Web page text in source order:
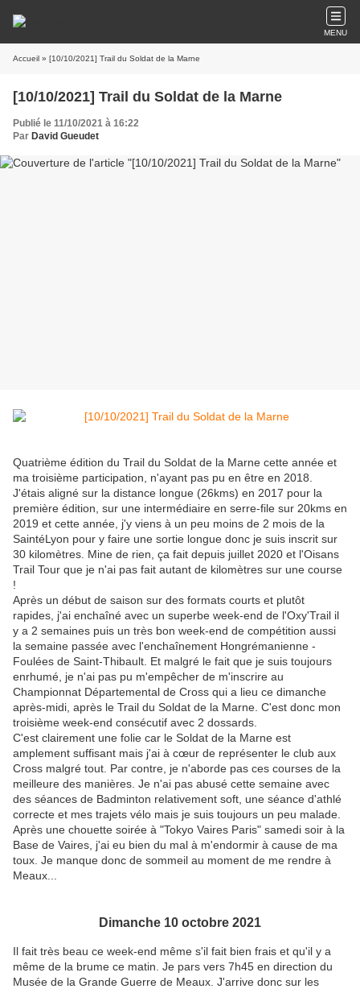
MENU
Accueil » [10/10/2021] Trail du Soldat de la Marne
[10/10/2021] Trail du Soldat de la Marne
Publié le 11/10/2021 à 16:22
Par David Gueudet
Quatrième édition du Trail du Soldat de la Marne cette année et
ma troisième participation, n'ayant pas pu en être en 2018.
J'étais aligné sur la distance longue (26kms) en 2017 pour la
première édition, sur une intermédiaire en serre-file sur 20kms en
2019 et cette année, j'y viens à un peu moins de 2 mois de la
SaintéLyon pour y faire une sortie longue donc je suis inscrit sur
30 kilomètres. Mine de rien, ça fait depuis juillet 2020 et l'Oisans
Trail Tour que je n'ai pas fait autant de kilomètres sur une course
!
Après un début de saison sur des formats courts et plutôt
rapides, j'ai enchaîné avec un superbe week-end de l'Oxy'Trail il
y a 2 semaines puis un très bon week-end de compétition aussi
la semaine passée avec l'enchaînement Hongrémanienne -
Foulées de Saint-Thibault. Et malgré le fait que je suis toujours
enrhumé, je n'ai pas pu m'empêcher de m'inscrire au
Championnat Départemental de Cross qui a lieu ce dimanche
après-midi, après le Trail du Soldat de la Marne. C'est donc mon
troisième week-end consécutif avec 2 dossards.
C'est clairement une folie car le Soldat de la Marne est
amplement suffisant mais j'ai à cœur de représenter le club aux
Cross malgré tout. Par contre, je n'aborde pas ces courses de la
meilleure des manières. Je n'ai pas abusé cette semaine avec
des séances de Badminton relativement soft, une séance d'athlé
correcte et mes trajets vélo mais je suis toujours un peu malade.
Après une chouette soirée à "Tokyo Vaires Paris" samedi soir à la
Base de Vaires, j'ai eu bien du mal à m'endormir à cause de ma
toux. Je manque donc de sommeil au moment de me rendre à
Meaux...
Dimanche 10 octobre 2021
Il fait très beau ce week-end même s'il fait bien frais et qu'il y a
même de la brume ce matin. Je pars vers 7h45 en direction du
Musée de la Grande Guerre de Meaux. J'arrive donc sur les